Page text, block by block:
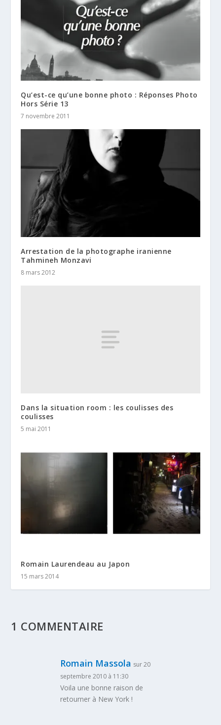
Qu’est-ce qu’une bonne photo : Réponses Photo
Hors Série 13
7 novembre 2011
Arrestation de la photographe iranienne
Tahmineh Monzavi
8 mars 2012
Dans la situation room : les coulisses des
coulisses
5 mai 2011
Romain Laurendeau au Japon
15 mars 2014
1 COMMENTAIRE
Romain Massola sur 20
septembre 2010 à 11:30
Voila une bonne raison de
retourner à New York !